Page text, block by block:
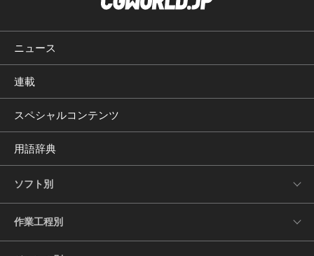
ニュース
連載
スペシャルコンテンツ
用語辞典
ソフト別
作業工程別